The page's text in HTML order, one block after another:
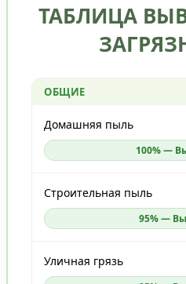
ТАБЛИЦА
ОБЩИЕ
Домашняя пыль
100% —
Строительная пыль
95% —
Уличная грязь